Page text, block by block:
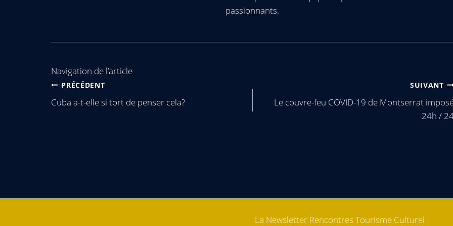
passionnants.
Navigation de l’article
PRÉCÉDENT
Cuba a-t-elle si tort de penser cela?
SUIVANT
Le couvre-feu COVID-19 de Montserrat
24h /
La Newsletter Rencontres Tourisme Culturel